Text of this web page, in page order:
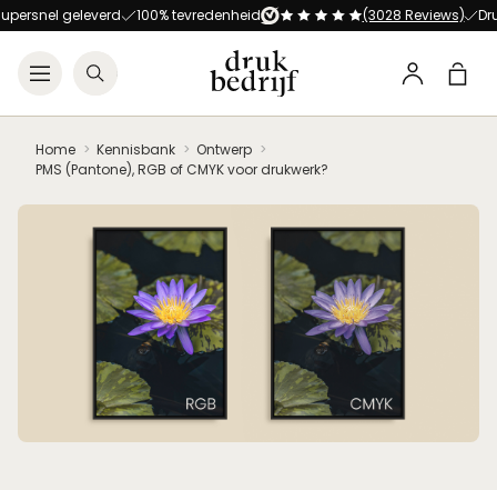
Direct naar de
Direct naar de hoofdinhoud
Open menu
Zoeken
Profiel
geleverd 100% tevredenheid (3028 Reviews)
Home Kennisbank
Ontwerp
PMS (Pantone), RGB of CMYK voor drukwerk?